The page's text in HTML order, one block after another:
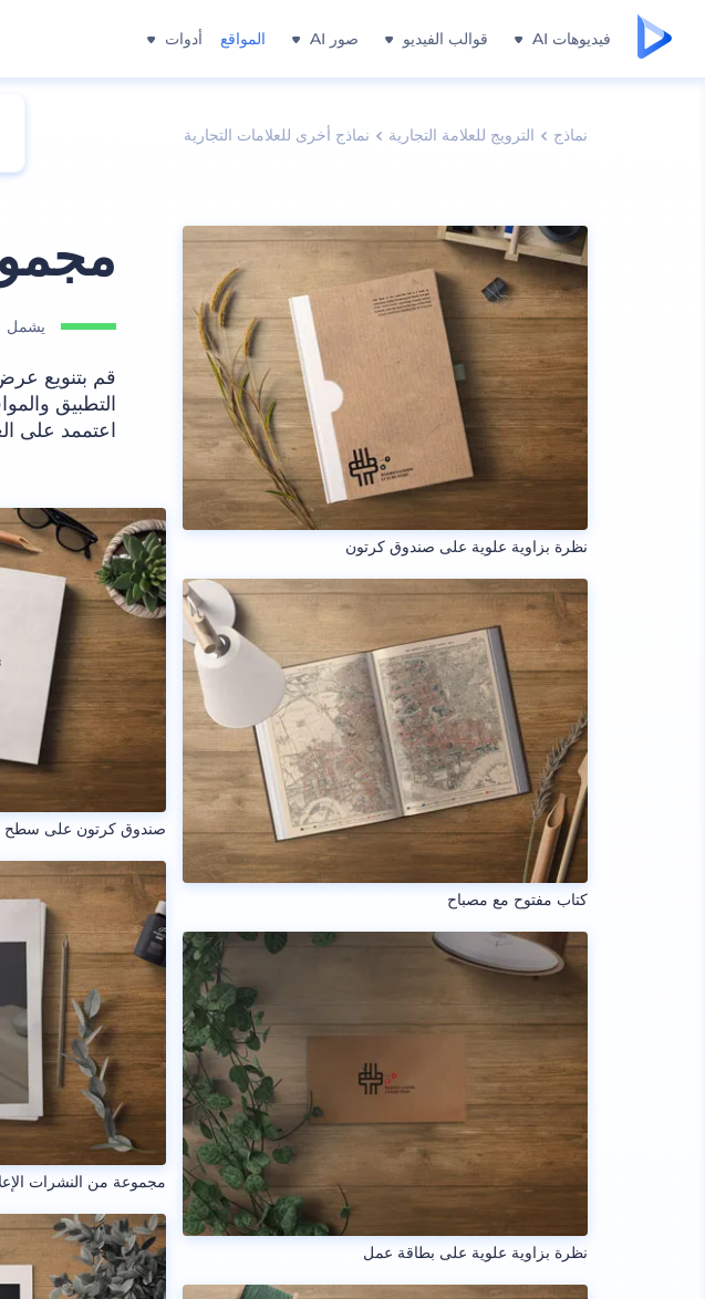
فيديوهات AI قوالب الفيديو صور AI المواقع أدوات
نماذج الترويج للعلامة التجارية نماذج أخرى للعلامات التجارية
نظرة بزاوية علوية على صندوق كرتون
كتاب مفتوح مع مصباح
نظرة بزاوية علوية على بطاقة عمل
يشمل
قم بتنويع
التطبيق
اعتممد على
صندوق كرتون على
مجموعة من النشرات